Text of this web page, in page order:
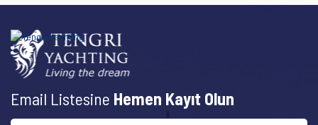
Email Listesine Hemen Kayıt Olun